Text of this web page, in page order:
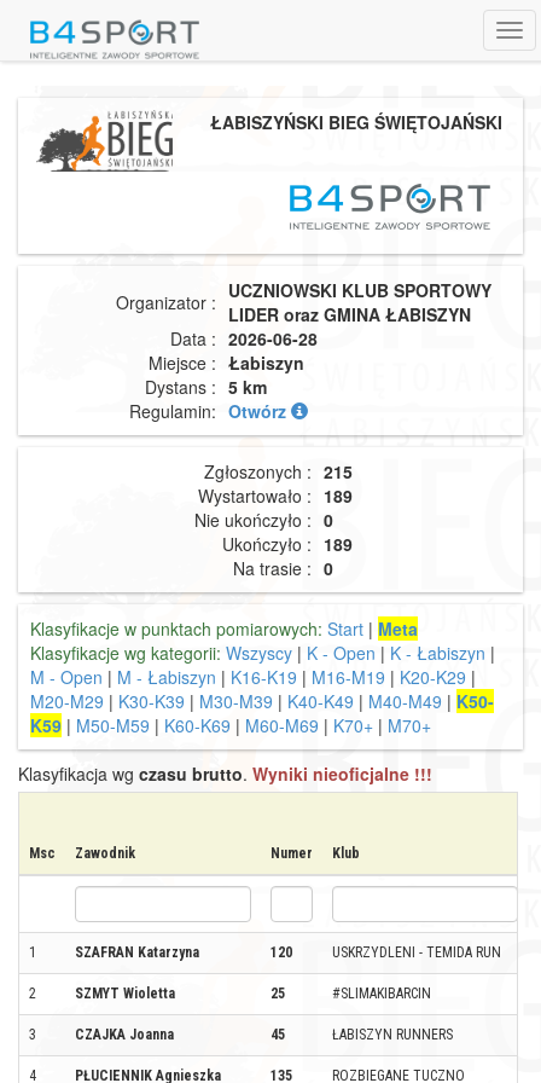
ŁABISZYŃSKI BIEG ŚWIĘTOJAŃSKI
Organizator : UCZNIOWSKI KLUB SPORTOWY
LIDER oraz GMINA ŁABISZYN
Data : 2026-06-28
Miejsce : Łabiszyn
Dystans : 5 km
Regulamin: Otwórz
Zgłoszonych : 215
Wystartowało : 189
Nie ukończyło : 0
Ukończyło : 189
Na trasie : 0
Klasyfikacje w punktach pomiarowych: Start | Meta
Klasyfikacje wg kategorii: Wszyscy | K - Open | K - Łabiszyn |
M - Open | M - Łabiszyn | K16-K19 | M16-M19 | K20-K29 |
M20-M29 | K30-K39 | M30-M39 | K40-K49 | M40-M49 | K50-
K59 | M50-M59 | K60-K69 | M60-M69 | K70+ | M70+
Klasyfikacja wg czasu brutto. Wyniki nieoficjalne !!!
Msc Zawodnik Numer Klub
1 SZAFRAN Katarzyna 120 USKRZYDLENI - TEMIDA RUN
2 SZMYT Wioletta 25 #SLIMAKIBARCIN
3 CZAJKA Joanna 45 ŁABISZYN RUNNERS
4 PŁUCIENNIK Agnieszka 135 ROZBIEGANE TUCZNO